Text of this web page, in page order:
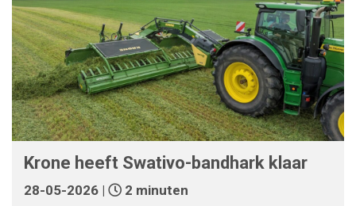
Krone heeft Swativo-bandhark klaar
28-05-2026 | 2 minuten